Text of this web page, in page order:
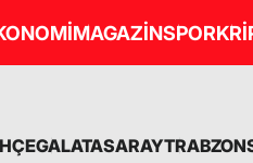
MAGAZİNSPOR
GALATASARAY